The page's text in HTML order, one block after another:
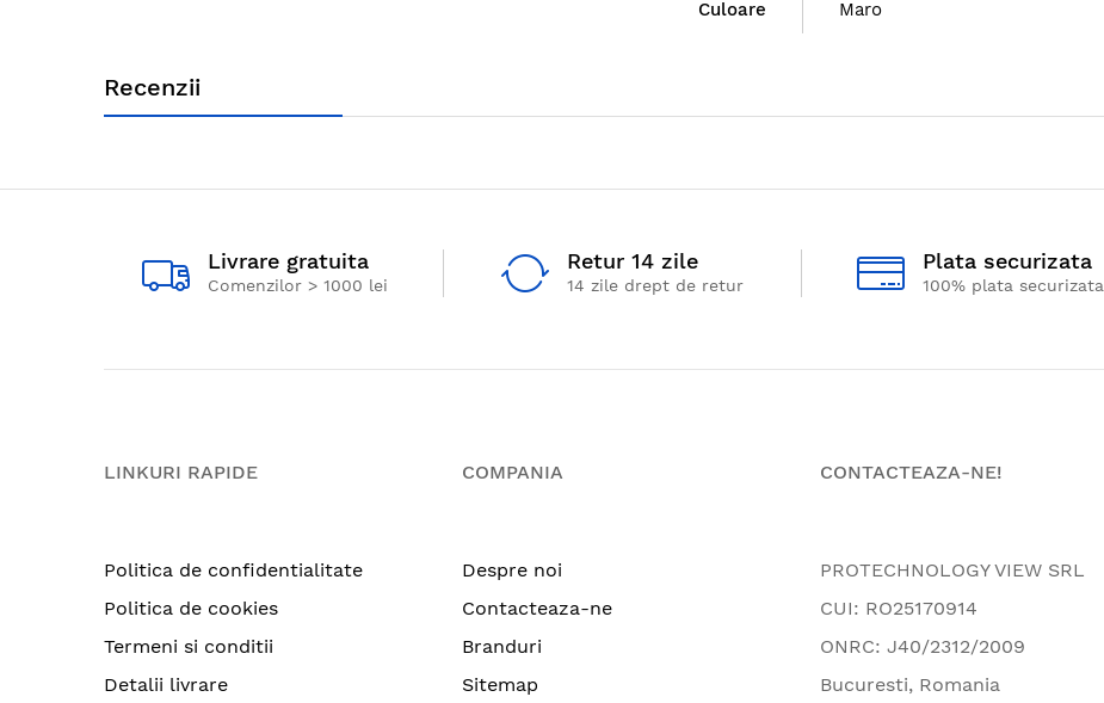
Culoare Maro
Recenzii
Livrare gratuita
Comenzilor > 1000 lei
Retur 14 zile
14 zile drept de retur
Plata securizata
100% plata securizata
LINKURI RAPIDE
Politica de confidentialitate
Politica de cookies
Termeni si conditii
Detalii livrare
COMPANIA
Despre noi
Contacteaza-ne
Branduri
Sitemap
CONTACTEAZA-NE!
PROTECHNOLOGY VIEW SRL
CUI: RO25170914
ONRC: J40/2312/2009
Bucuresti, Romania